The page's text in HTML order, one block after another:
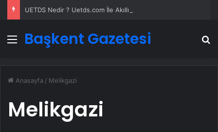
Menü
Başkent Gazetesi
Anasayfa / Melikgazi
Melikgazi